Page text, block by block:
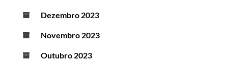
Dezembro 2023
Novembro 2023
Outubro 2023